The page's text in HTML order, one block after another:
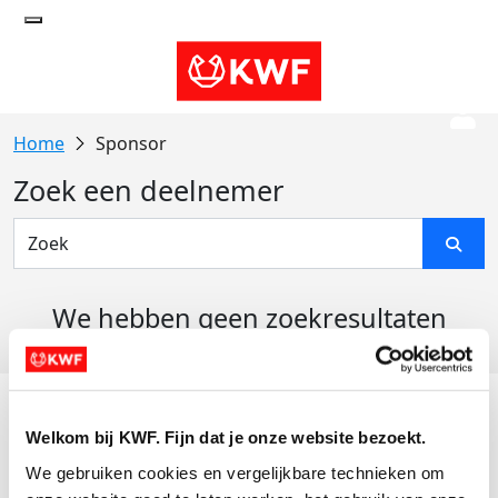
Welkom bij KWF. Fijn dat je onze website bezoekt.
We gebruiken cookies en vergelijkbare technieken om
Sponsor
Zoek een deelnemer
We hebben geen zoekresultaten
Actiematerialen
Evenementen